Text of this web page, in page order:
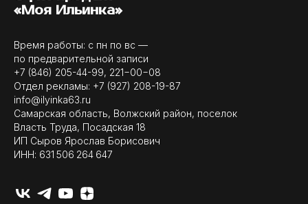
«Моя Ильинка»
Время работы: с пн по вс —
по предварительной записи
+7 (846) 205-44-99, 221−00−08
Отдел рекламы: +7 (927) 208-19-87
info@ilyinka63.ru
Самарская область, Волжский район, поселок
Власть Труда, Посадская 18
ИП Сыров Ярослав Борисович
ИНН: 631 506 264 647